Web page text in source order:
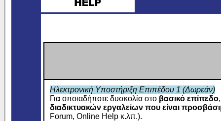
Ηλεκτρονική Υποστήριξη Επιπέδου 1 (Δωρεάν)
Για οποιαδήποτε δυσκολία στο βασικό επίπεδο
διαδικτυακών εργαλείων που είναι
Forum, Online Help κ.λπ.).